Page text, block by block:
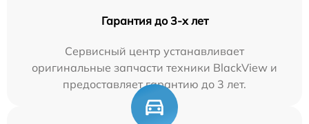
Гарантия до 3-х лет
Сервисный центр устанавливает
оригинальные запчасти техники BlackView и
предоставляет гарантию до 3 лет.